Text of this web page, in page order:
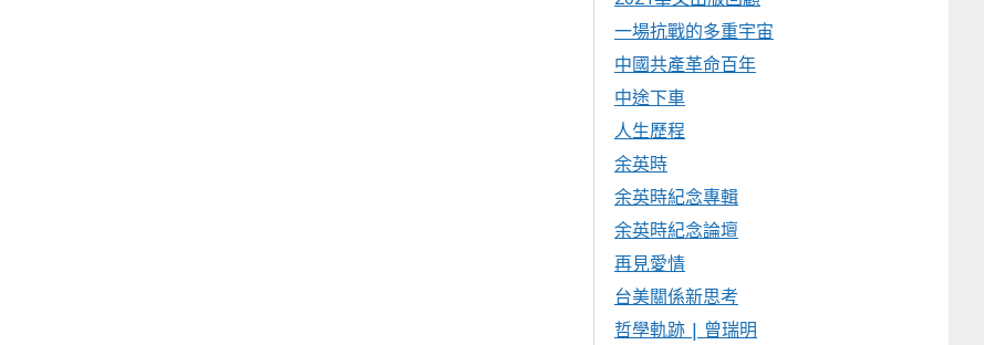
一場抗戰的多重宇宙
中國共產革命百年
中途下車
人生歷程
余英時
余英時紀念專輯
余英時紀念論壇
再見愛情
台美關係新思考
哲學軌跡 | 曾瑞明